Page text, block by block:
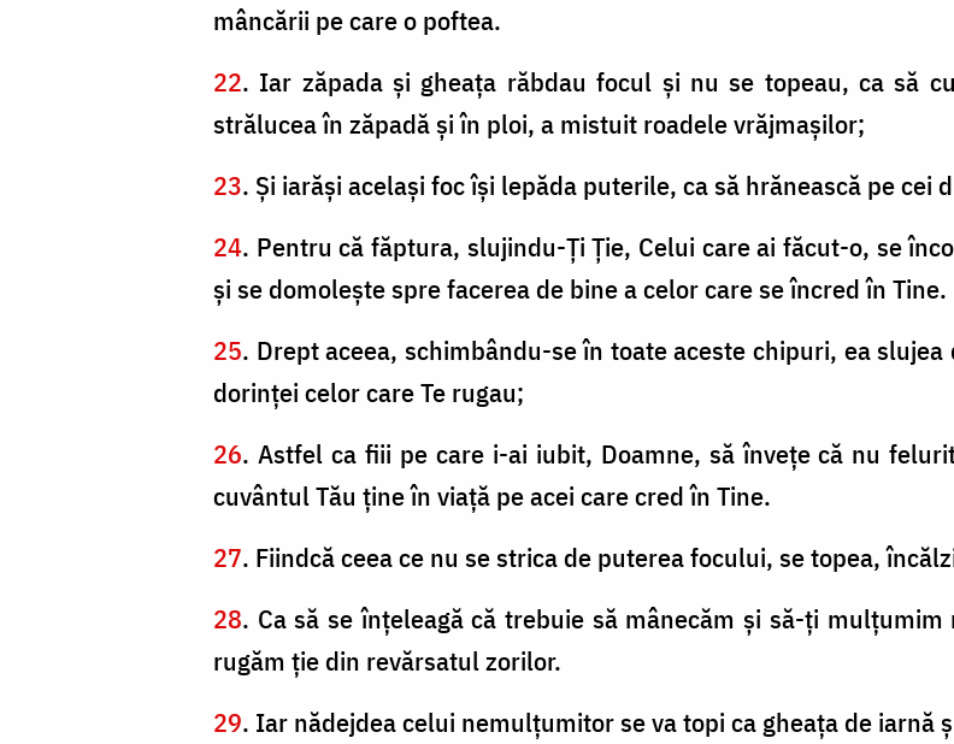
mâncării pe care o poftea.
22. Iar zăpada şi gheaţa răbdau focul şi nu se topeau, ca să
strălucea în zăpadă şi în ploi, a mistuit roadele vrăjmaşilor;
23. Şi iarăşi acelaşi foc îşi lepăda puterile, ca să hrănească pe cei
24. Pentru că făptura, slujindu-Ți Ție, Celui care ai făcut-o, se
şi se domoleşte spre facerea de bine a celor care se încred în Tine.
25. Drept aceea, schimbându-se în toate aceste chipuri, ea
dorinţei celor care Te rugau;
26. Astfel ca fiii pe care i-ai iubit, Doamne, să înveţe că nu
cuvântul Tău ţine în viaţă pe acei care cred în Tine.
27. Fiindcă ceea ce nu se strica de puterea focului, se topea,
28. Ca să se înţeleagă că trebuie să mânecăm şi să-ţi
rugăm ţie din revărsatul zorilor.
29. Iar nădejdea celui nemulţumitor se va topi ca gheaţa de iarnă